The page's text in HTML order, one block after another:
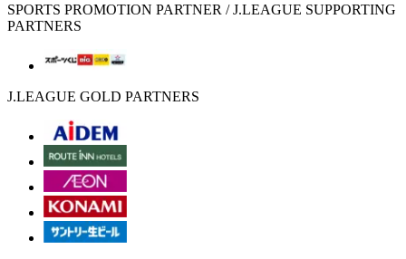
SPORTS PROMOTION PARTNER / J.LEAGUE SUPPORTING
PARTNERS
J.LEAGUE GOLD PARTNERS